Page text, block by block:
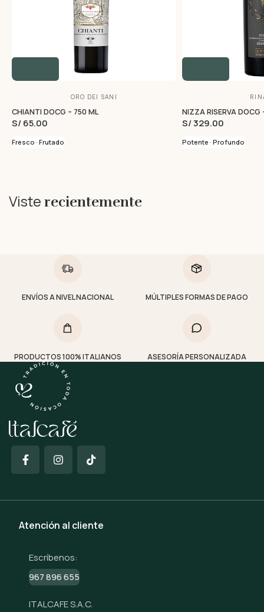
ORO DEI SANI
CHIANTI DOCG – 750 ML
S/ 65.00
Fresco · Frutado
NIZZA RISERVA DOCG
S/ 329.00
Potente · Profundo
Viste recientemente
ENVÍOS A NIVEL NACIONAL MÚLTIPLES FORMAS DE PAGO
PRODUCTOS 100% ITALIANOS ASESORÍA PERSONALIZADA
Atención al cliente
Escríbenos:
967 896 655
ITALCAFE S.A.C.